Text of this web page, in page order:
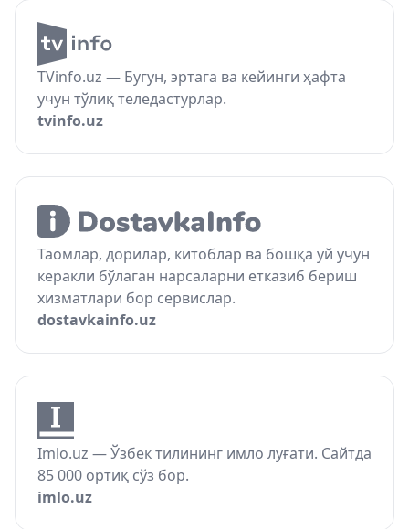
TVinfo.uz — Бугун, эртага ва кейинги ҳафта
учун тўлиқ теледастурлар.
tvinfo.uz
Таомлар, дорилар, китоблар ва бошқа уй учун
керакли бўлаган нарсаларни етказиб бериш
хизматлари бор сервислар.
dostavkainfo.uz
Imlo.uz — Ўзбек тилининг имло луғати. Сайтда
85 000 ортиқ сўз бор.
imlo.uz